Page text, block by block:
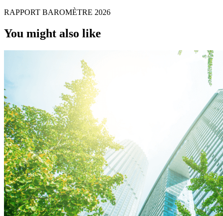
RAPPORT BAROMÈTRE 2026
You might also like